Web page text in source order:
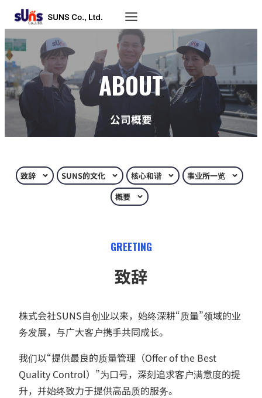
ABOUT
公司概要
致辞 SUNS的文化 核心和谐
事业所一览
概要
GREETING
致辞
株式会社SUNS自创业以来，始终深耕“质量”领域的业
务发展，与广大客户携手共同成长。
我们以“提供最良的质量管理（Offer of the Best
Quality Control）”为口号，深刻追求客户满意度的提
升，并始终致力于提供高品质的服务。